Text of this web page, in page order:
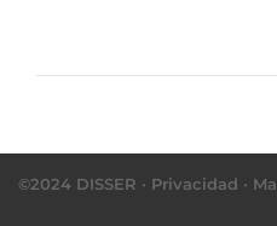
©2024 DISSER · Privacidad ·